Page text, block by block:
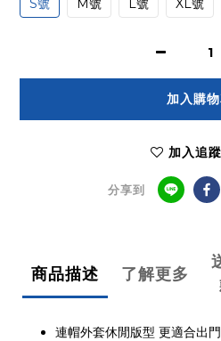
S號 M號 L號 XL號
加入購
加入追
分享到
商品描述 了解更多
連帽外套休閒版型 更適合出